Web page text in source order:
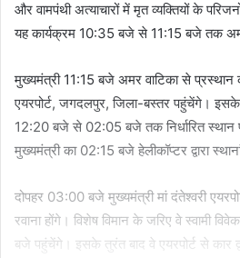
और वामपंथी अत्याचारों में मृत व्यक्तियों के
यह कार्यक्रम 10:35 बजे से 11:15 बजे तक
मुख्यमंत्री 11:15 बजे अमर वाटिका से
एयरपोर्ट, जगदलपुर, जिला-बस्तर पहुंचेंगे। इसके
12:20 बजे से 02:05 बजे तक निर्धारित
मुख्यमंत्री का 02:15 बजे हेलीकॉप्टर द्वारा
दोपहर 03:00 बजे मुख्यमंत्री मां दंतेश्वरी
रवाना होंगे। विशेष विमान के जरिए वे स्वामी
बजे पहुंचेंगे। इसके तुरंत बाद वे एयरपोर्ट से कार